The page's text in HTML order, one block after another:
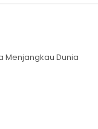
Menjangkau Dunia